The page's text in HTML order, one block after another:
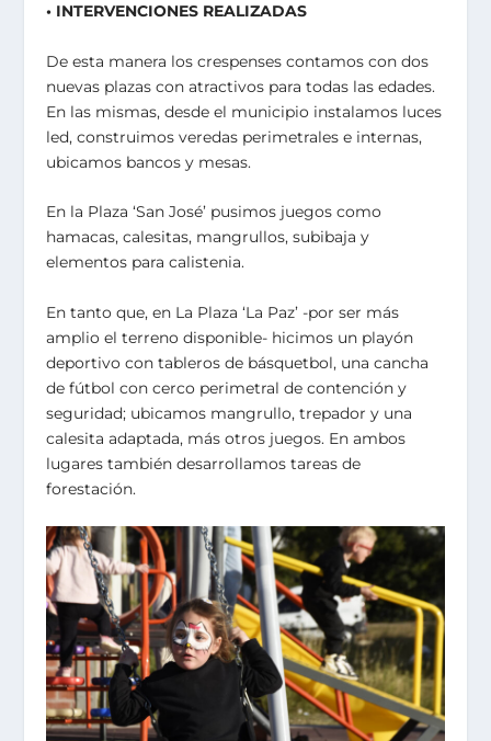
• INTERVENCIONES REALIZADAS
De esta manera los crespenses contamos con dos
nuevas plazas con atractivos para todas las edades.
En las mismas, desde el municipio instalamos luces
led, construimos veredas perimetrales e internas,
ubicamos bancos y mesas.
En la Plaza ‘San José’ pusimos juegos como
hamacas, calesitas, mangrullos, subibaja y
elementos para calistenia.
En tanto que, en La Plaza ‘La Paz’ -por ser más
amplio el terreno disponible- hicimos un playón
deportivo con tableros de básquetbol, una cancha
de fútbol con cerco perimetral de contención y
seguridad; ubicamos mangrullo, trepador y una
calesita adaptada, más otros juegos. En ambos
lugares también desarrollamos tareas de
forestación.